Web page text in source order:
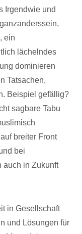
Irgendwie und
ein
lächelndes
dominieren
Tatsachen,
Beispiel gefällig?
sagbare Tabu
breiter Front
bei
auch in Zukunft
in Gesellschaft
und Lösungen für